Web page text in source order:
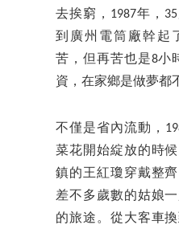
去挨窮，1987年，
到廣州電筒廠幹起
苦，但再苦也是8小
資，在家鄉是做夢都
不僅是省內流動，
菜花開始綻放的時
鎮的王紅瓊穿戴整
差不多歲數的姑娘
的旅途。從大客車